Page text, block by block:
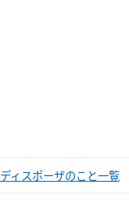
ディスポーザのこと一覧